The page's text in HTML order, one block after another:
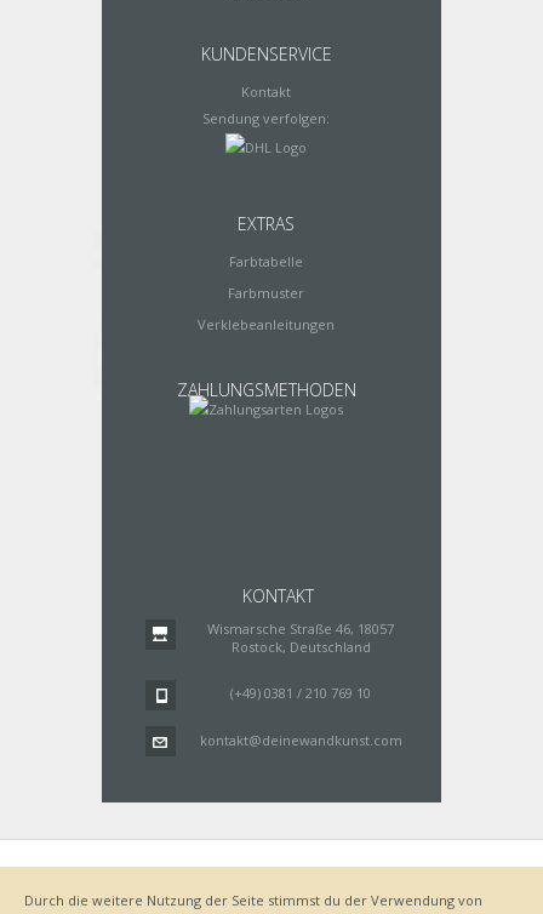
KUNDENSERVICE
Kontakt
Sendung verfolgen:
EXTRAS
Farbtabelle
Farbmuster
Verklebeanleitungen
ZAHLUNGSMETHODEN
KONTAKT
Wismarsche Straße 46, 18057
Rostock, Deutschland
(+49) 0381 / 210 769 10
kontakt@deinewandkunst.com
Datenschutz
Lieferung
Bestellvorgang
AGB
Durch die weitere Nutzung der Seite stimmst du der Verwendung von